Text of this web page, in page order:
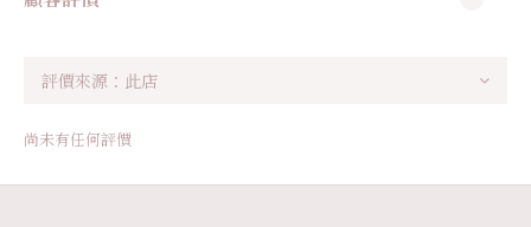
尚未有任何評價